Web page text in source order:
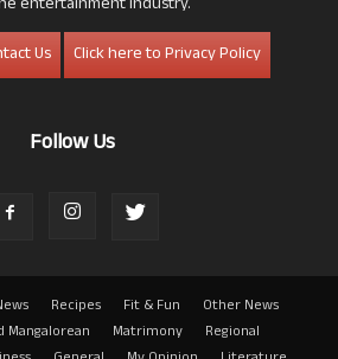
Us
Click here to Privacy Policy
Follow Us
Recipes Fit & Fun
Other News
Mangalorean Matrimony
Regional